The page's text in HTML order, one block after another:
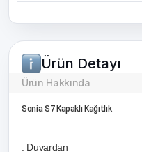
Ürün Detayı
Ürün Hakkında
Sonia S7 Kapaklı Kağıtlık
. Duvardan